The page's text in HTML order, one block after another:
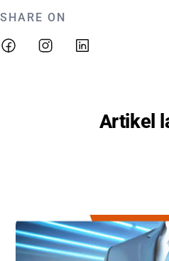
SHARE ON
Artikel